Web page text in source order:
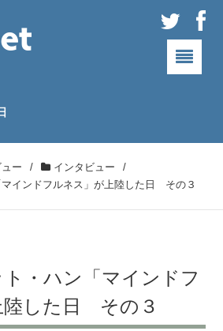
ー / インタビュー
/
インドフルネス」が上陸した日 その３
・ハン「マインドフ
陸した日 その３